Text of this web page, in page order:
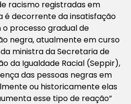
racismo registradas em
é decorrente da insatisfação
processo gradual de
negra, atualmente em curso
da ministra da Secretaria de
da Igualdade Racial (Seppir),
das pessoas negras em
ou historicamente elas
esse tipo de reação”